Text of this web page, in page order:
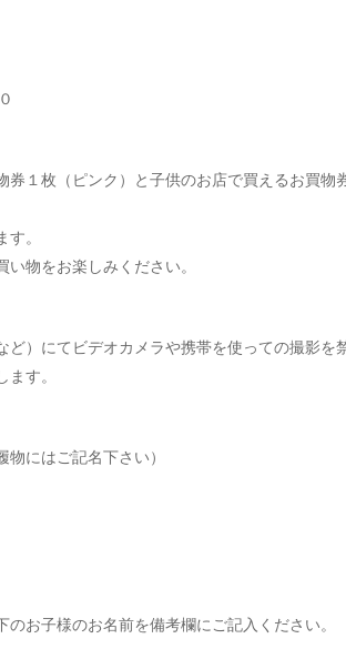
１枚（ピンク）と子供のお店で買えるお買
。
物をお楽しみください。
）にてビデオカメラや携帯を使っての撮影を
す。
にはご記名下さい）
お子様のお名前を備考欄にご記入ください。